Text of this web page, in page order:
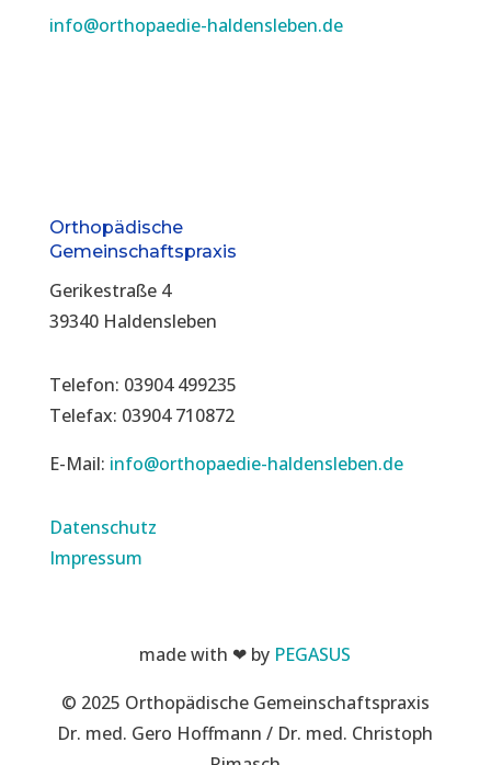
info@orthopaedie-haldensleben.de
Orthopädische
Gemeinschaftspraxis
Gerikestraße 4
39340 Haldensleben
Telefon: 03904 499235
Telefax: 03904 710872
E-Mail: info@orthopaedie-haldensleben.de
Datenschutz
Impressum
made with ❤ by PEGASUS
© 2025 Orthopädische Gemeinschaftspraxis
Dr. med. Gero Hoffmann / Dr. med. Christoph